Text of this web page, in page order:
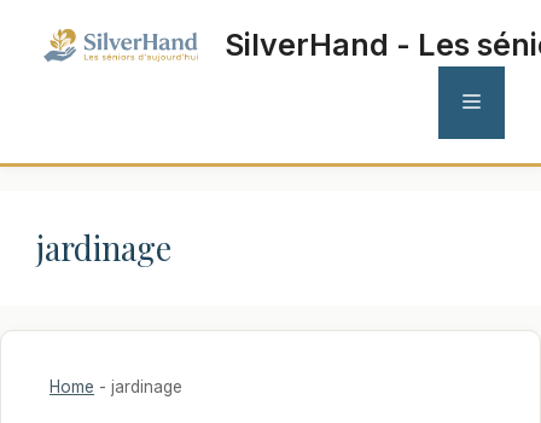
SilverHand - Les
MENU
jardinage
Home - jardinage